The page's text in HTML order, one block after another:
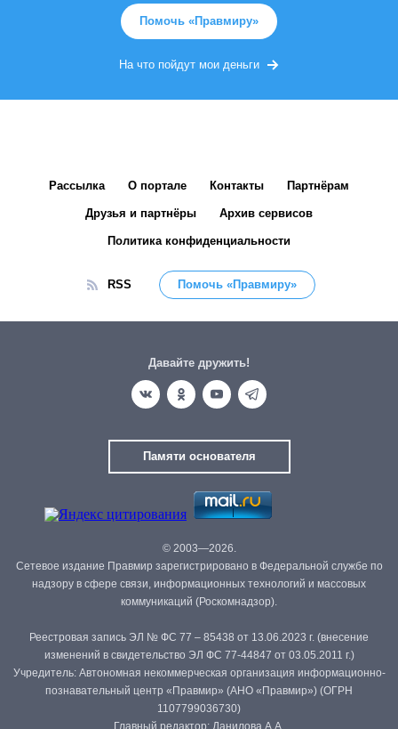
Помочь «Правмиру»
На что пойдут мои деньги
Рассылка О портале Контакты Партнёрам
Друзья и партнёры Архив сервисов
Политика конфиденциальности
RSS Помочь «Правмиру»
Давайте дружить!
Памяти основателя
© 2003—2026.
Сетевое издание Правмир зарегистрировано в Федеральной службе по
надзору в сфере связи, информационных технологий и массовых
коммуникаций (Роскомнадзор).
Реестровая запись ЭЛ № ФС 77 – 85438 от 13.06.2023 г. (внесение
изменений в свидетельство ЭЛ ФС 77-44847 от 03.05.2011 г.)
Учредитель: Автономная некоммерческая организация информационно-
познавательный центр «Правмир» (АНО «Правмир») (ОГРН
1107799036730)
Главный редактор: Данилова А.А.